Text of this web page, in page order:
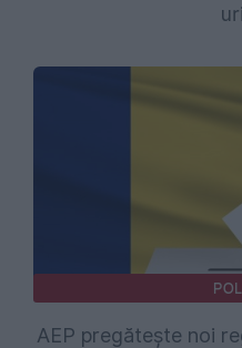
AEP pregătește noi